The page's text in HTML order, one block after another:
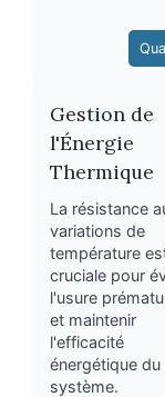
Gestion de
l'Énergie
Thermique
La résistance
variations de
température
cruciale pour
l'usure
et maintenir
l'efficacité
énergétique du
système.